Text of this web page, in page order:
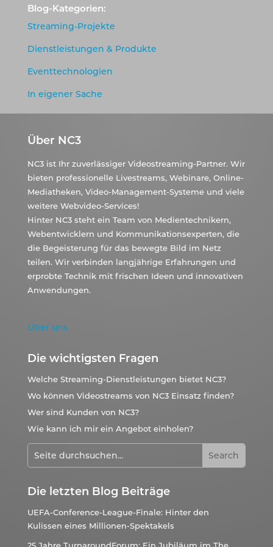
Blog-Kategorien:
Streaming-Projekte
Dienstleistungen & Produkte
Eventtechnologien
In eigener Sache
Über NC3
NC3 ist Ihr zuverlässiger Videostreaming-Partner. Wir
bieten professionelle Livestreams, Webinare, Online-
Mediatheken, Video-Management-Systeme und viele
weitere Webvideo-Services!
Hinter NC3 steht ein Team von Medientechnikern,
Webentwicklern und Kommunikationsexperten, die
die Begeisterung für das bewegte Bild im Netz
teilen. Wir verbinden langjährige Erfahrungen und
erprobte Technik mit frischen Ideen und innovativen
Anwendungen.
Über uns
Die wichtigsten Fragen
Welche Streaming-Dienstleistungen bietet NC3?
Wo können Videostreams von NC3 Einsatz finden?
Wer sind Kunden von NC3?
Wie kann ich mir ein Angebot einholen?
Die letzten Blog Beiträge
UEFA-Conference-League-Finale: Hinter den
Kulissen eines Millionen-Spektakels